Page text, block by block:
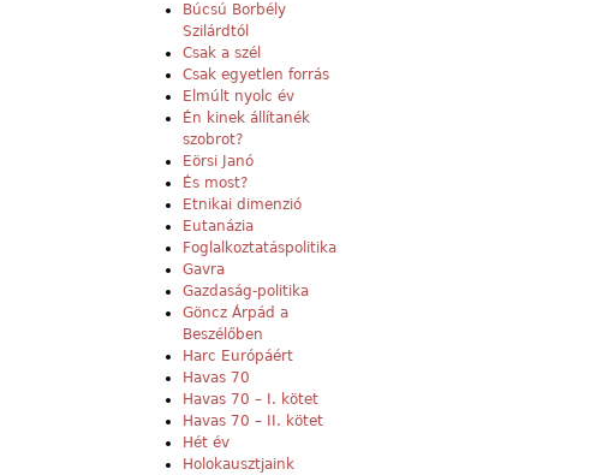
Búcsú Borbély
Szilárdtól
Csak a szél
Csak egyetlen forrás
Elmúlt nyolc év
Én kinek állítanék
szobrot?
Eörsi Janó
És most?
Etnikai dimenzió
Eutanázia
Foglalkoztatáspolitika
Gavra
Gazdaság-politika
Göncz Árpád a
Beszélőben
Harc Európáért
Havas 70
Havas 70 – I. kötet
Havas 70 – II. kötet
Hét év
Holokausztjaink